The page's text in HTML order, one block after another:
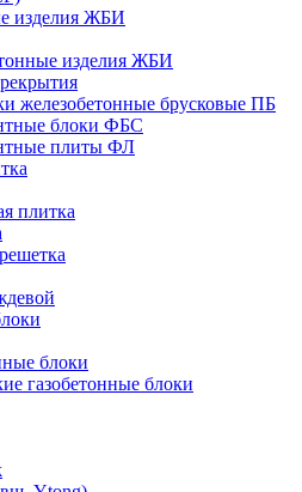
изделия ЖБИ
изделия ЖБИ
железобетонные брусковые ПБ
блоки ФБС
плиты ФЛ
плитка
блоки
газобетонные блоки